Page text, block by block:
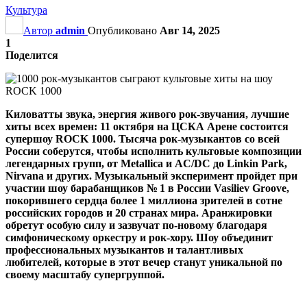
Культура
Автор admin Опубликовано Авг 14, 2025
1
Поделится
Киловатты звука, энергия живого рок-звучания, лучшие
хиты всех времен: 11 октября на ЦСКА Арене состоится
супершоу ROCK 1000. Тысяча рок-музыкантов со всей
России соберутся, чтобы исполнить культовые композиции
легендарных групп, от Metallica и AC/DC до Linkin Park,
Nirvana и других. Музыкальный эксперимент пройдет при
участии шоу барабанщиков № 1 в России Vasiliev Groove,
покорившего сердца более 1 миллиона зрителей в сотне
российских городов и 20 странах мира. Аранжировки
обретут особую силу и зазвучат по-новому благодаря
симфоническому оркестру и рок-хору. Шоу объединит
профессиональных музыкантов и талантливых
любителей, которые в этот вечер станут уникальной по
своему масштабу супергруппой.